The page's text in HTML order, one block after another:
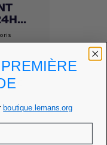
€
boutique.lemans.org